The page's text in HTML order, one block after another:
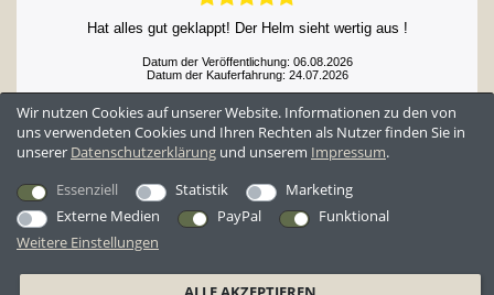
Hat alles gut geklappt! Der Helm sieht wertig aus !
Datum der Veröffentlichung: 06.08.2026
Datum der Kauferfahrung: 24.07.2026
Wir nutzen Cookies auf unserer Website. Informationen zu den von
uns verwendeten Cookies und Ihren Rechten als Nutzer finden Sie in
unserer Daten­schutz­erklärung und unserem Impressum.
Essenziell
Statistik
Marketing
Externe Medien
PayPal
Funktional
Weitere Einstellungen